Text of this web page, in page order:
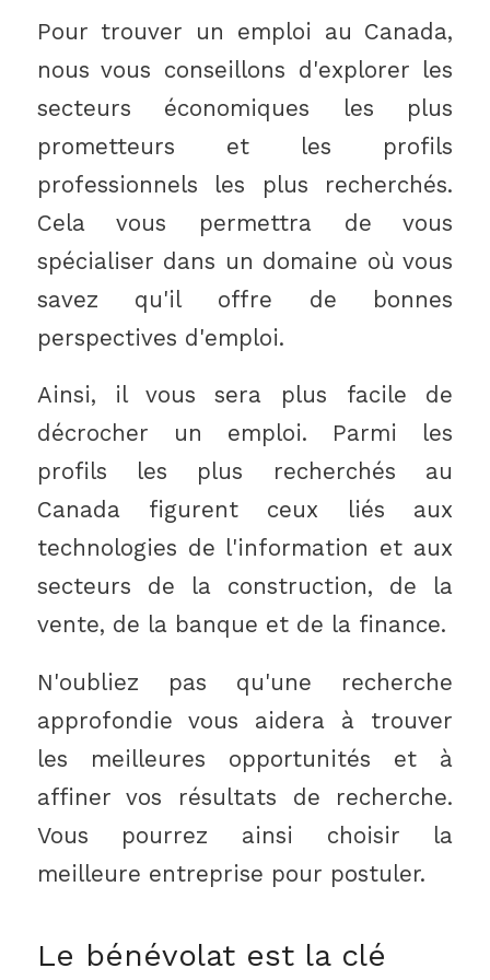
Pour trouver un emploi au Canada,
nous vous conseillons d'explorer les
secteurs économiques les plus
prometteurs et les profils
professionnels les plus recherchés.
Cela vous permettra de vous
spécialiser dans un domaine où vous
savez qu'il offre de bonnes
perspectives d'emploi.
Ainsi, il vous sera plus facile de
décrocher un emploi. Parmi les
profils les plus recherchés au
Canada figurent ceux liés aux
technologies de l'information et aux
secteurs de la construction, de la
vente, de la banque et de la finance.
N'oubliez pas qu'une recherche
approfondie vous aidera à trouver
les meilleures opportunités et à
affiner vos résultats de recherche.
Vous pourrez ainsi choisir la
meilleure entreprise pour postuler.
Le bénévolat est la clé